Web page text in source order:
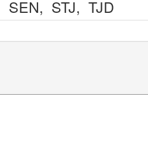
SEN, STJ, TJD